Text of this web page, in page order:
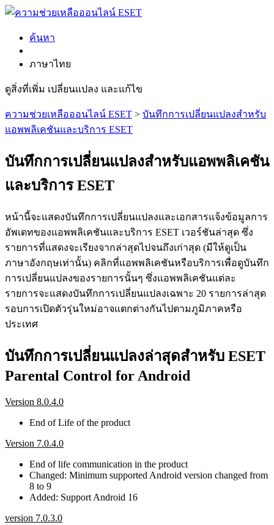
ค้นหา
ภาษาไทย
ดูสิ่งที่เพิ่ม เปลี่ยนแปลง และแก้ไข
ความช่วยเหลือออนไลน์ ESET > บันทึกการเปลี่ยนแปลงสำหรับ
แอพพลิเคชันและบริการ ESET
บันทึกการเปลี่ยนแปลงสำหรับแอพพลิเคชัน
และบริการ ESET
หน้านี้จะแสดงบันทึกการเปลี่ยนแปลงและเอกสารแจ้งข้อมูลการ
อัพเดทของแอพพลิเคชันและบริการ ESET เวอร์ชันล่าสุด ซึ่ง
รายการที่แสดงจะเรียงจากล่าสุดไปจนถึงเก่าสุด (มีให้ดูเป็น
ภาษาอังกฤษเท่านั้น) คลิกที่แอพพลิเคชันหรือบริการเพื่อดูบันทึก
การเปลี่ยนแปลงของรายการนั้นๆ ซึ่งแอพพลิเคชันแต่ละ
รายการจะแสดงบันทึกการเปลี่ยนแปลงเฉพาะ 20 รายการล่าสุด
รอบการเปิดตัวรุ่นใหม่อาจแตกต่างกันไปตามภูมิภาคหรือ
ประเทศ
บันทึกการเปลี่ยนแปลงล่าสุดสำหรับ ESET
Parental Control for Android
Version 8.0.4.0
End of Life of the product
Version 7.0.4.0
End of life communication in the product
Changed: Minimum supported Android version changed from
8 to 9
Added: Support Android 16
version 7.0.3.0